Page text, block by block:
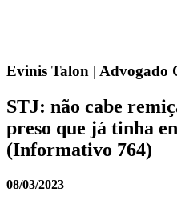
Evinis Talon | Advogado
STJ: não cabe
preso que já tinha
(Informativo 764)
08/03/2023